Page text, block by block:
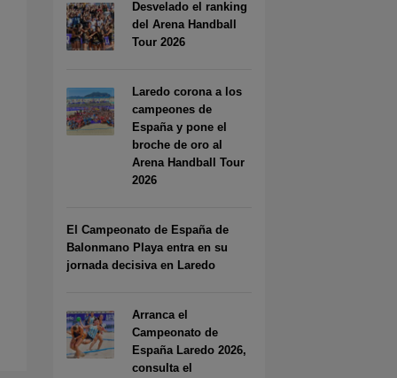
Desvelado el ranking
del Arena Handball
Tour 2026
Laredo corona a los
campeones de
España y pone el
broche de oro al
Arena Handball Tour
2026
El Campeonato de España de
Balonmano Playa entra en su
jornada decisiva en Laredo
Arranca el
Campeonato de
España Laredo 2026,
consulta el